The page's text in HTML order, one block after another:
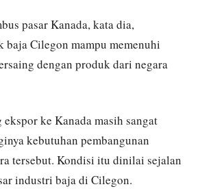
pasar Kanada, kata dia,
Cilegon mampu memenuhi
dengan produk dari negara
ke Kanada masih sangat
kebutuhan pembangunan
tersebut. Kondisi itu dinilai sejalan
industri baja di Cilegon.